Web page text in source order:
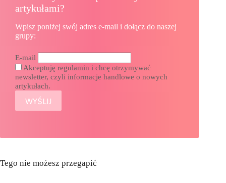
artykułami?
Wpisz poniżej swój adres e-mail i dołącz do naszej
grupy:
E-mail
Akceptuję regulamin i chcę otrzymywać
newsletter, czyli informacje handlowe o nowych
artykułach.
Tego nie możesz przegapić